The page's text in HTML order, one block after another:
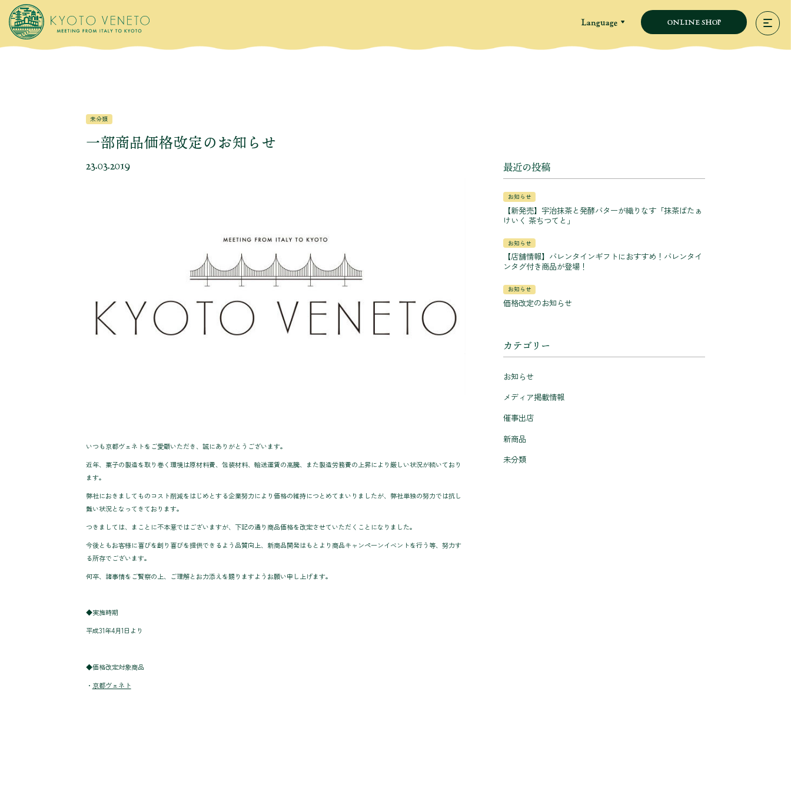
Language ONLINE SHOP
未分類
一部商品価格改定のお知らせ
23.03.2019
いつも京都ヴェネトをご愛顧いただき、誠にありがとうございます。
近年、菓子の製造を取り巻く環境は原材料費、包装材料、輸送運賃の高騰、また製造労務費の上昇により厳しい状況が続いており
ます。
弊社におきましてものコスト削減をはじめとする企業努力により価格の維持につとめてまいりましたが、弊社単独の努力では抗し
難い状況となってきております。
つきましては、まことに不本意ではございますが、下記の通り商品価格を改定させていただくことになりました。
今後ともお客様に喜びを創り喜びを提供できるよう品質向上、新商品開発はもとより商品キャンペーンイベントを行う等、努力す
る所存でございます。
何卒、諸事情をご賢察の上、ご理解とお力添えを賜りますようお願い申し上げます。
◆実施時期
平成31年4月1日より
◆価格改定対象商品
・ 京都ヴェネト
最近の投稿
お知らせ
【新発売】宇治抹茶と発酵バターが織りなす「抹茶ばたぁ
けいく 茶ちつてと」
お知らせ
【店舗情報】バレンタインギフトにおすすめ！バレンタイ
ンタグ付き商品が登場！
お知らせ
価格改定のお知らせ
カテゴリー
お知らせ
メディア掲載情報
催事出店
新商品
未分類